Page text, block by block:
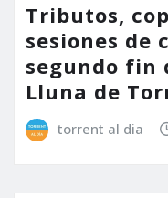
Tributos,
sesiones de
segundo fin
Lluna de
torrent al dia